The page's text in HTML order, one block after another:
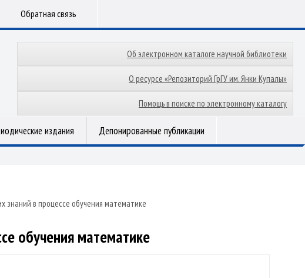
Обратная связь
Об электронном каталоге научной библиотеки
О ресурсе «Репозиторий ГрГУ им. Янки Купалы»
Помощь в поиске по электронному каталогу
издания Депонированные публикации
знаний в процессе обучения математике
обучения математике